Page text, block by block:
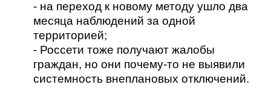
- на переход к новому методу ушло два
месяца наблюдений за одной
территорией;
- Россети тоже получают жалобы
граждан, но они почему-то не выявили
системность внеплановых отключений.